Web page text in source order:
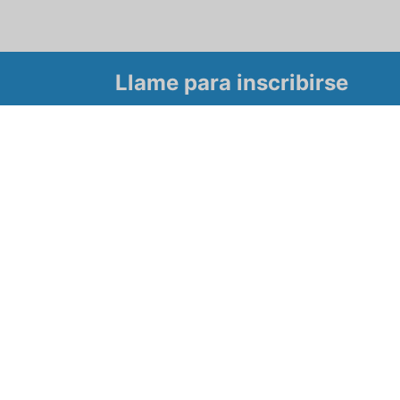
Llame para inscribirse